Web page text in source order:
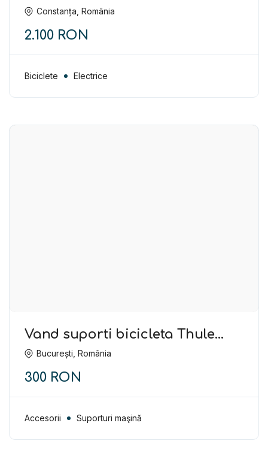
Constanța, România
2.100 RON
Biciclete Electrice
Vand suporti bicicleta Thule
FreeRide 532, în stare foarte
buna, atat functional cat si
estetic.
București, România
300 RON
Accesorii Suporturi maşină